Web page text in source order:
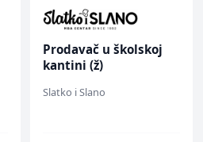
Prodavač u školskoj
kantini (ž)
Slatko i Slano